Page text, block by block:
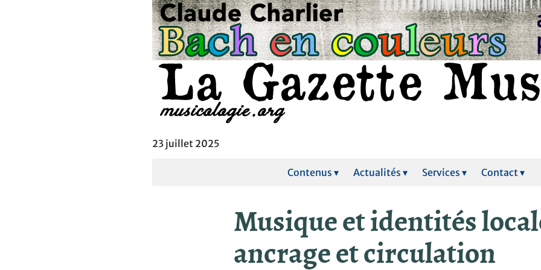
23 juillet 2025
Contenus ▾ Actualités ▾ Services ▾ Contact ▾
Musique et identités
ancrage et circulation